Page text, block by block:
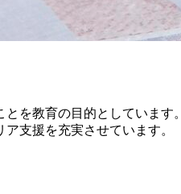
を教育の目的としています。
支援を充実させています。